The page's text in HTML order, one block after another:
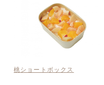
桃ショートボックス